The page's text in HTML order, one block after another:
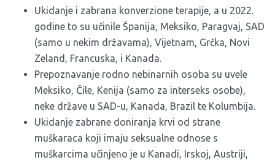
Ukidanje i zabrana konverzione terapije, a u 2022.
godine to su učinile Španija, Meksiko, Paragvaj, SAD
(samo u nekim državama), Vijetnam, Grčka, Novi
Zeland, Francuska, i Kanada.
Prepoznavanje rodno nebinarnih osoba su uvele
Meksiko, Čile, Kenija (samo za interseks osobe),
neke države u SAD-u, Kanada, Brazil te Kolumbija.
Ukidanje zabrane doniranja krvi od strane
muškaraca koji imaju seksualne odnose s
muškarcima učinjeno je u Kanadi, Irskoj, Austriji,